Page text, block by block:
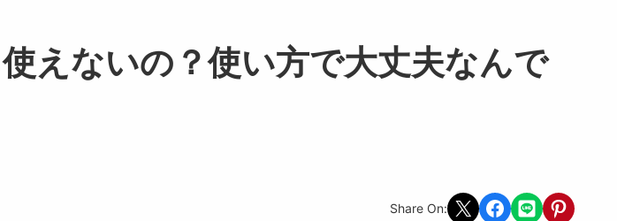
えないの？使い方で大丈夫なんで
Share On: Share on X Share on Facebook
Share on LINEShare on